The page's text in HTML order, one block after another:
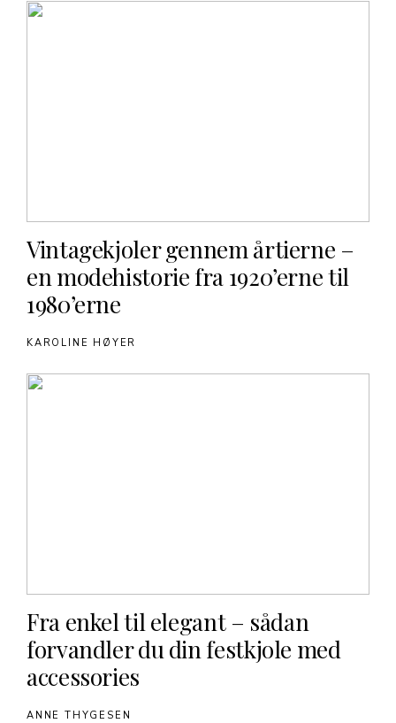
Vintagekjoler gennem årtierne –
en modehistorie fra 1920’erne til
1980’erne
KAROLINE HØYER
Fra enkel til elegant – sådan
forvandler du din festkjole med
accessories
ANNE THYGESEN